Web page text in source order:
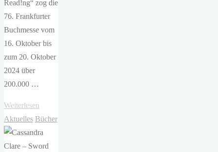
Read!ng“ zog die
76. Frankfurter
Buchmesse vom
16. Oktober bis
zum 20. Oktober
2024 über
200.000 …
Weiterlesen
Buchmesse
2024"
Aktuelles Bücher